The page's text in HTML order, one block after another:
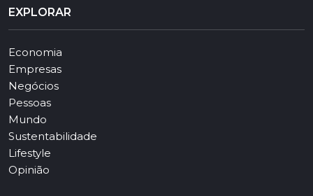
EXPLORAR
Economia
Empresas
Negócios
Pessoas
Mundo
Sustentabilidade
Lifestyle
Opinião